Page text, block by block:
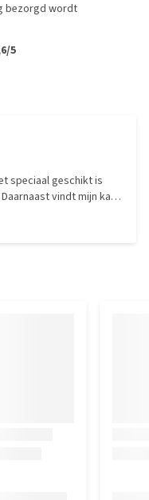
bezorgd wordt
5
speciaal geschikt is
vindt mijn kat